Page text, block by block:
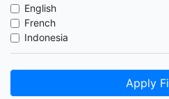
English
French
Indonesia
Apply